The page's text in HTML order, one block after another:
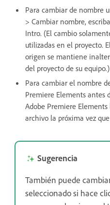
Para cambiar de nombre
> Cambiar nombre,
Intro. (El cambio
utilizadas en el proyecto.
origen se mantiene
del proyecto de su equipo.)
Para cambiar el nombre
Premiere Elements antes
Adobe Premiere
archivo la próxima vez
Sugerencia
También puede
seleccionado si hace